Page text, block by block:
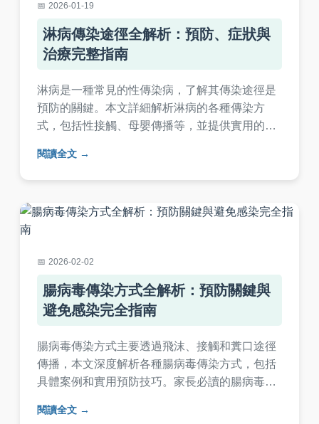
2026-01-19
淋病傳染途徑全解析：預防、症狀與
治療完整指南
淋病是一種常見的性傳染病，了解其傳染途徑是
預防的關鍵。本文詳細解析淋病的各種傳染方
式，包括性接觸、母嬰傳播等，並提供實用的預
文章都能幫助你全面了解淋病傳染途徑，避免感
染風險。
閱讀全文
2026-02-02
腸病毒傳染方式全解析：預防關鍵與
避免感染完全指南
腸病毒傳染方式主要透過飛沫、接觸和糞口途徑
傳播，本文深度解析各種腸病毒傳染方式，包括
具體案例和實用預防技巧。家長必讀的腸病毒傳
險。內容涵蓋常見問題解答、個人經驗分享，以
閱讀全文